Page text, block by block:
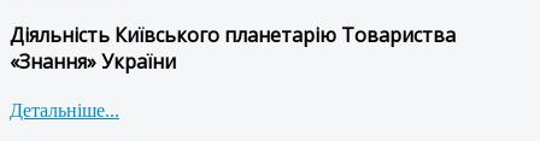
Діяльність Київського планетарію Товариства
«Знання» України
Детальніше...